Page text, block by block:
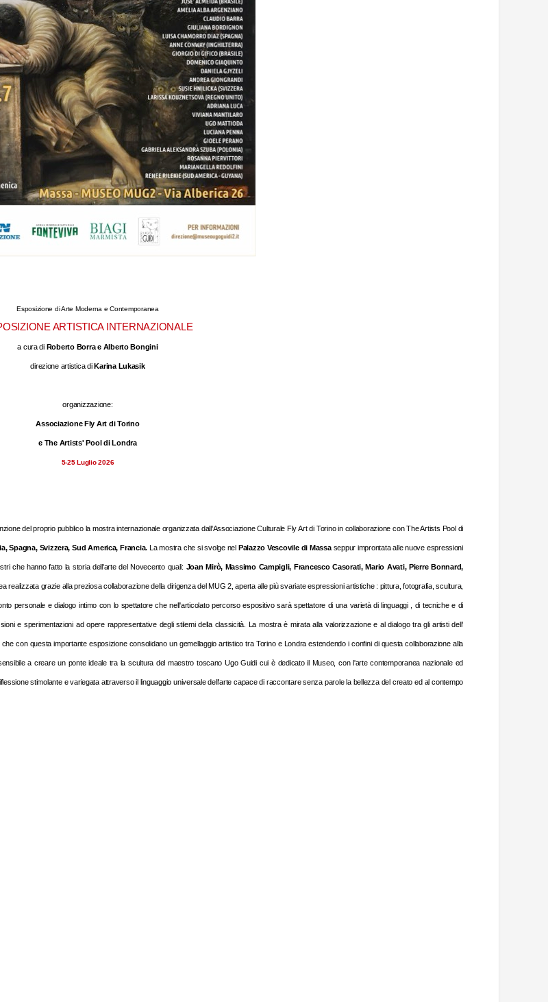
Esposizione di Arte Moderna e Contemporanea
ARTISTICA INTERNAZIONALE
a cura di Roberto Borra e Alberto Bongini
direzione artistica diKarina Lukasik
organizzazione:
Associazione Fly Art di Torino
e The Artists' Pool di Londra
5-25 Luglio 2026
del proprio pubblico la mostra internazionale organizzata dall'Associazione Culturale Fly Art di Torino in collaborazione con The Artists Pool di
Spagna, Svizzera, Sud America, Francia. La mostra che si svolge nel Palazzo Vescovile di Massaseppur improntata alle nuove espressioni
che hanno fatto la storia dell'arte del Novecento quali: Joan Mirò, Massimo Campigli, Francesco Casorati, Mario Avati, Pierre Bonnard,
realizzata grazie alla preziosa collaborazione della dirigenza del MUG 2, aperta alle più svariate espressioni artistiche : pittura, fotografia, scultura,
personale e dialogo intimo con lo spettatore che nell'articolato percorso espositivo sarà spettatore di una varietà di linguaggi , di tecniche e di
e sperimentazioni ad opere rappresentative degli stilemi della classicità. La mostra è mirata alla valorizzazione e al dialogo tra gli artisti dell'
con questa importante esposizione consolidano un gemellaggio artistico tra Torino e Londra estendendo i confini di questa collaborazione alla
a creare un ponte ideale tra la scultura del maestro toscano Ugo Guidi cui è dedicato il Museo, con l'arte contemporanea nazionale ed
stimolante e variegata attraverso il linguaggio universale dell'arte capace di raccontare senza parole la bellezza del creato ed al contempo